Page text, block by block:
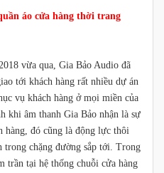
áo cửa hàng thời trang
vừa qua, Gia Bảo Audio đã
tới khách hàng rất nhiều dự án
vụ khách hàng ở mọi miền của
khi âm thanh Gia Bảo nhận là sự
hàng, đó cũng là động lực thôi
trong chặng đường sắp tới. Trong
trần tại hệ thống chuỗi cửa hàng